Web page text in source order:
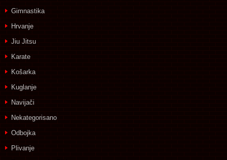
Gimnastika
Hrvanje
Jiu Jitsu
Karate
Košarka
Kuglanje
Navijači
Nekategorisano
Odbojka
Plivanje